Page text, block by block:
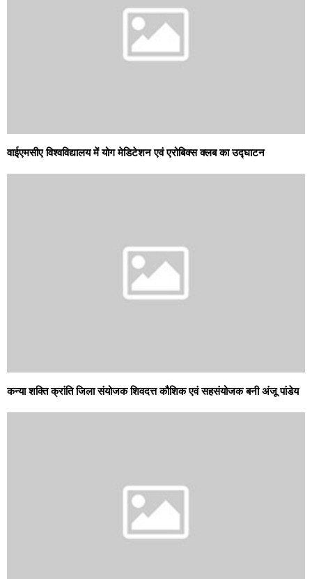
वाईएमसीए विश्वविद्यालय में योग मेडिटेशन एवं एरोबिक्स क्लब का उद्घाटन
कन्या शक्ति क्रांति जिला संयोजक शिवदत्त कौशिक एवं सहसंयोजक बनी अंजू पांडेय